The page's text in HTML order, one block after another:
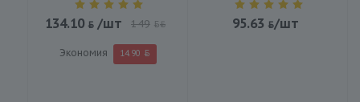
134.10 /шт 149 BYN
Экономия 14.90
95.63 /шт